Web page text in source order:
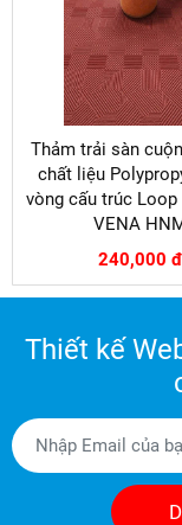
Thảm trải sàn
chất liệu
vòng cấu trúc Loop
VENA
240,000 đ
Thiết kế